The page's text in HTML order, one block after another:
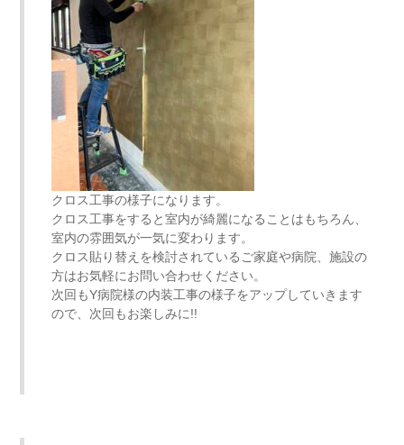
クロス工事の様子になります。
クロス工事をすると室内が綺麗になることはもちろん、
室内の雰囲気が一気に変わります。
クロス貼り替えを検討されているご家庭や病院、施設の
方はお気軽にお問い合わせください。
次回もY病院様の内装工事の様子をアップしていきます
ので、次回もお楽しみに!!